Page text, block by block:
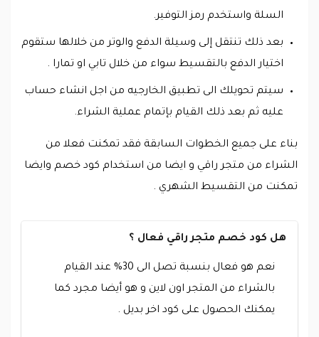
السلة واستخدم رمز التوفير.
بعد ذلك تنتقل إلى وسيلة الدفع والوتر من خلالها ستقوم
اختيار الدفع بالتقسيط سواء من خلال تابي او تمارا .
سيتم تحويلك الى تطبيق الخارجيه من اجل انشاء حساب
عليه ثم بعد ذلك القيام بإتمام عملية الشراء.
بناء على جميع الخطوات السابقة فقد تمكنت فعلا من
الشراء من متجر راقي و ايضا من استخدام كود خصم وايضا
تمكنت من التقسيط الشهري .
هل كود خصم متجر راقي فعال ؟
نعم هو فعال بنسبة تصل الى 30% عند القيام
بالشراء من المتجر اون لاين و هو أيضا مجرد كما
يمكنك الحصول على كود اخر بديل .